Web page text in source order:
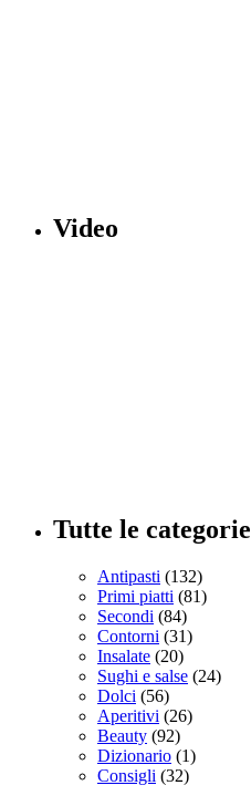
Video
Tutte le categorie
Antipasti (132)
Primi piatti (81)
Secondi (84)
Contorni (31)
Insalate (20)
Sughi e salse (24)
Dolci (56)
Aperitivi (26)
Beauty (92)
Dizionario (1)
Consigli (32)